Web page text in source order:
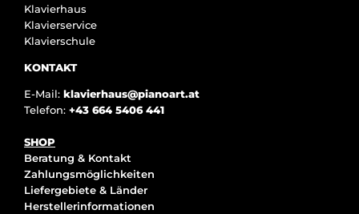
Klavierhaus
Klavierservice
Klavierschule
KONTAKT
E-Mail: klavierhaus@pianoart.at
Telefon: +43 664 5406 441
SHOP
Beratung & Kontakt
Zahlungsmöglichkeiten
Liefergebiete & Länder
Herstellerinformationen